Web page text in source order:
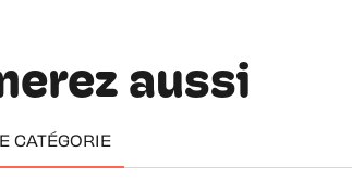
aussi
CATÉGORIE